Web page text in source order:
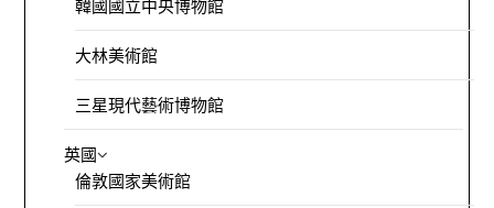
韓國國立中央博物館
大林美術館
三星現代藝術博物館
英國
倫敦國家美術館